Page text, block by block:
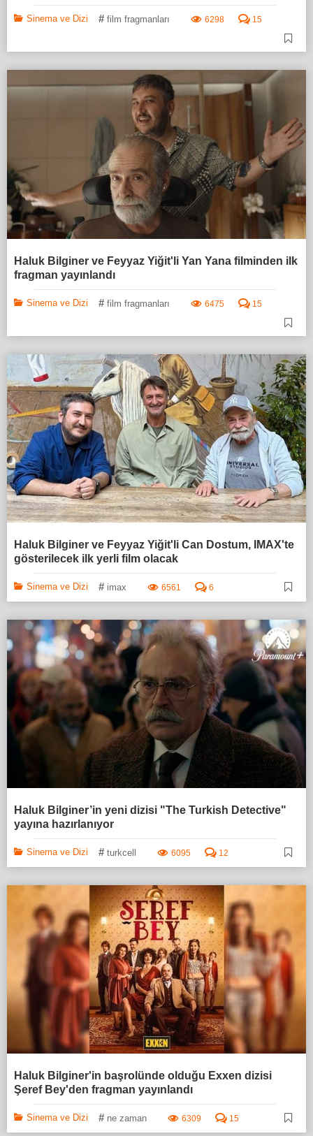
Sinema ve Dizi # film fragmanları 6298 15
Haluk Bilginer ve Feyyaz Yiğit'li Yan Yana filminden ilk
fragman yayınlandı
Sinema ve Dizi # film fragmanları 6475 15
Haluk Bilginer ve Feyyaz Yiğit'li Can Dostum, IMAX'te
gösterilecek ilk yerli film olacak
Sinema ve Dizi # imax 6561 6
Haluk Bilginer’in yeni dizisi "The Turkish Detective"
yayına hazırlanıyor
Sinema ve Dizi # turkcell 6095 12
Haluk Bilginer'in başrolünde olduğu Exxen dizisi
Şeref Bey'den fragman yayınlandı
Sinema ve Dizi # ne zaman 6309 15